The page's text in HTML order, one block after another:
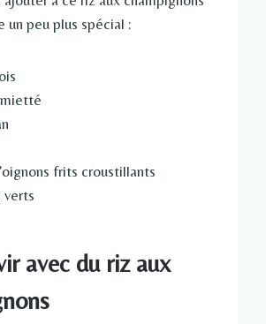
un peu plus spécial :
frits croustillants
verts
avec du riz aux